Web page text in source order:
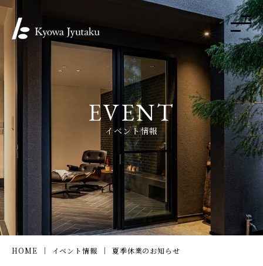
EVENT
イベント情報
HOME イベント情報 夏季休業のお知らせ